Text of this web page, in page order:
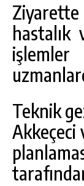
Ziyarette
hastalık
işlemler
Teknik
Akkeçeci